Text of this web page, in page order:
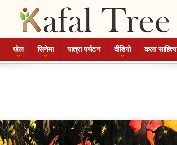
खेल सिनेमा यात्रा पर्यटन वीडियो कला साहित्य